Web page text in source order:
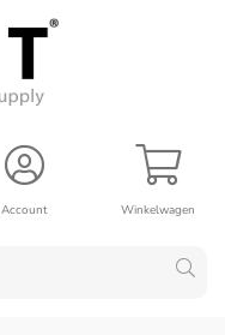
Winkelwagen
Account